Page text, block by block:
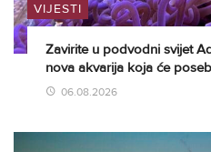
VIJESTI
Zavirite u podvodni svijet
nova akvarija koja će
06.08.2026